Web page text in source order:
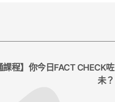
課程】你今日FACT CHECK咗
未？